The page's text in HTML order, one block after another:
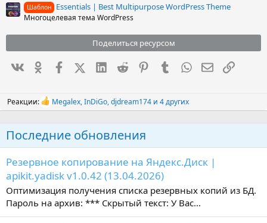
Шаблон Essentials | Best Multipurpose WordPress Theme
Многоцелевая тема WordPress
Поделиться ресурсом
ВконтактеОдноклассники
FacebookX (Twitter)LinkedIn
Reddit PinterestTumblrWhatsAppСсылка
Реакции:
Р
а
к
и
Megalex,InDiGo,djdream174 и 4 других
Последние обновления
Резервное копирование на Яндекс.Диск |
apikit.yadisk v1.0.42 (13.04.2026)
Оптимизация получения списка резервных копий из БД.
Пароль на архив: *** Скрытый текст: У Вас...